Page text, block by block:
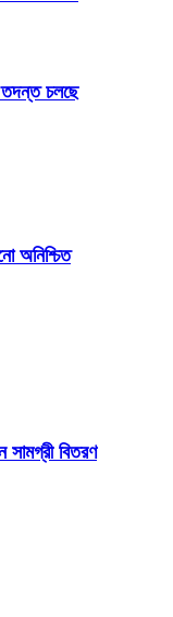
তদন্ত চলছে
অনিশ্চিত
সামগ্রী বিতরণ